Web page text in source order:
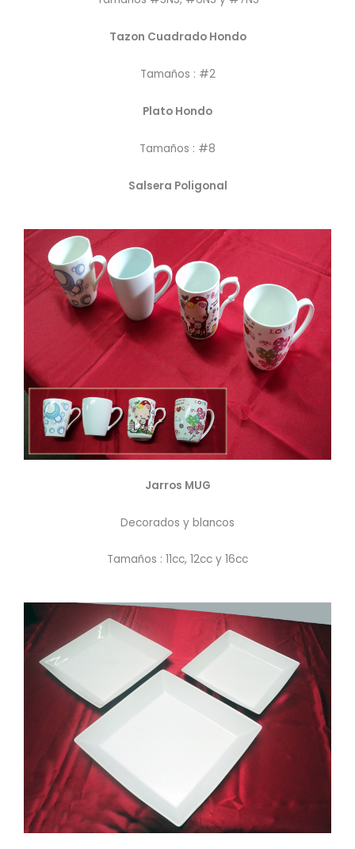
Tazon Cuadrado Hondo
Tamaños : #2
Plato Hondo
Tamaños : #8
Salsera Poligonal
Jarros MUG
Decorados y blancos
Tamaños : 11cc, 12cc y 16cc